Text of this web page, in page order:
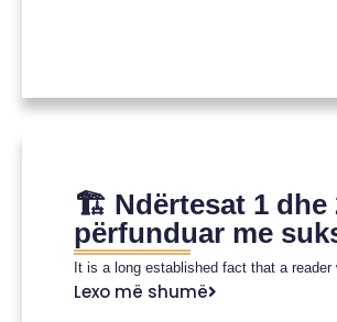
🏗️ Ndërtesat 1 dhe
përfunduar me
It is a long established fact that a
Lexo më shumë